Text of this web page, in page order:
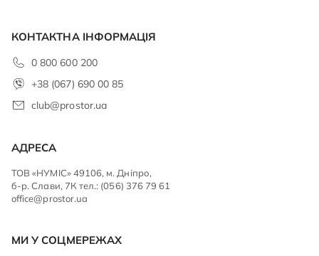
КОНТАКТНА ІНФОРМАЦІЯ
0 800 600 200
+38 (067) 690 00 85
club@prostor.ua
АДРЕСА
ТОВ «НУМІС» 49106, м. Дніпро,
б-р. Слави, 7К тел.: (056) 376 79 61
office@prostor.ua
МИ У СОЦМЕРЕЖАХ